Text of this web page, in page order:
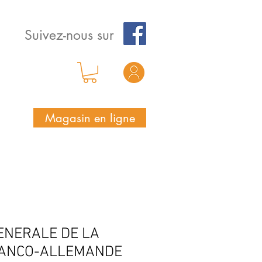
Suivez-nous sur
Magasin en ligne
DE LA
ALLEMANDE